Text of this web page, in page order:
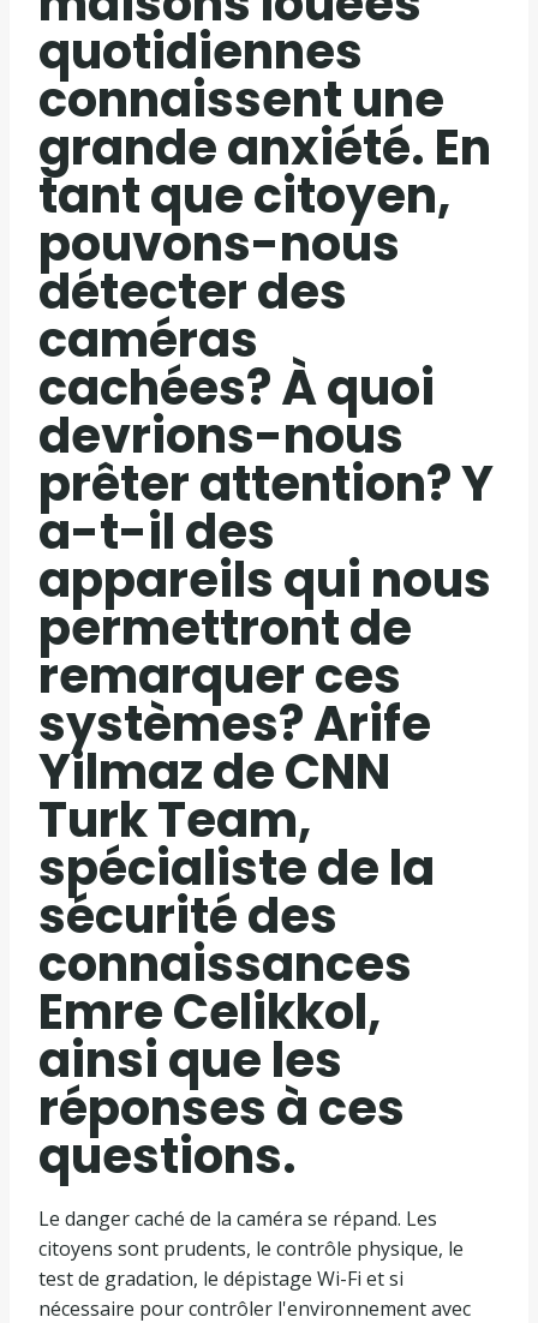
quotidiennes
connaissent une
grande anxiété. En
tant que citoyen,
pouvons-nous
détecter des
caméras
cachées? À quoi
devrions-nous
prêter attention? Y
a-t-il des
appareils qui nous
permettront de
remarquer ces
systèmes? Arife
Yilmaz de CNN
Turk Team,
spécialiste de la
sécurité des
connaissances
Emre Celikkol,
ainsi que les
réponses à ces
questions.
Le danger caché de la caméra se répand. Les
citoyens sont prudents, le contrôle physique, le
test de gradation, le dépistage Wi-Fi et si
nécessaire pour contrôler l'environnement avec